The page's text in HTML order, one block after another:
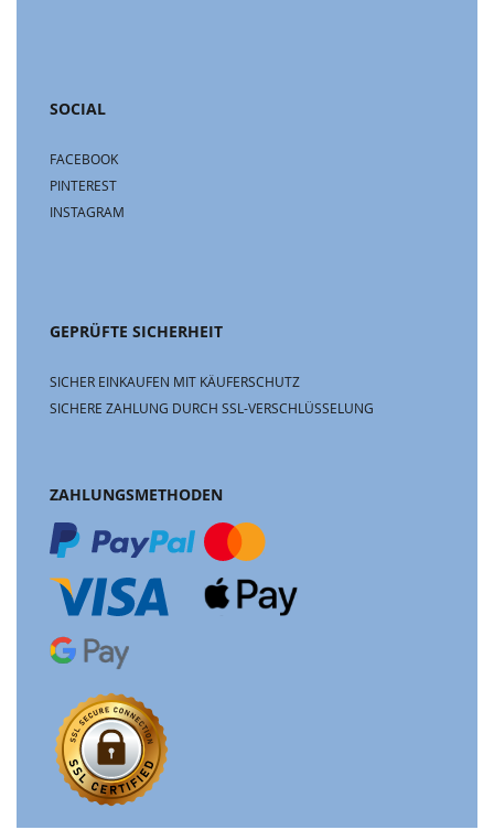
SOCIAL
FACEBOOK
PINTEREST
INSTAGRAM
GEPRÜFTE SICHERHEIT
SICHER EINKAUFEN MIT KÄUFERSCHUTZ
SICHERE ZAHLUNG DURCH SSL-VERSCHLÜSSELUNG
ZAHLUNGSMETHODEN